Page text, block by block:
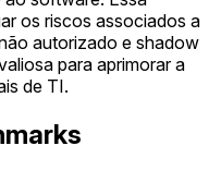
os riscos associados a
autorizado e shadow
para aprimorar a
de TI.